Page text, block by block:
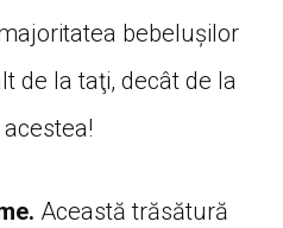
bebeluşilor
de la taţi, decât de la
Această trăsătură